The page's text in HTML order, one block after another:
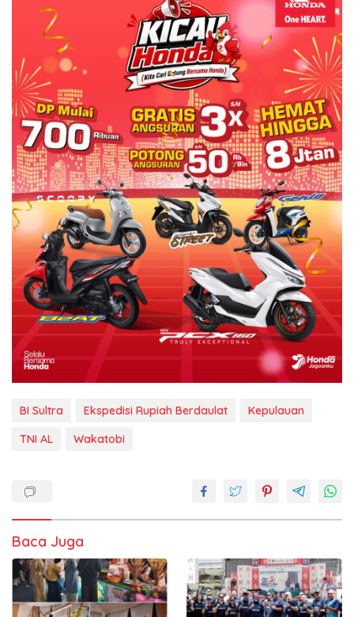
BI Sultra Ekspedisi Rupiah Berdaulat
Kepulauan
TNI AL
Wakatobi
Baca Juga